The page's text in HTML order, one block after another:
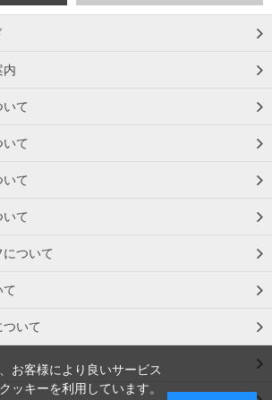
内
いて
いて
て
て
ついて
いて
お客様により良いサービス
ッキーを利用しています。